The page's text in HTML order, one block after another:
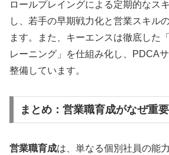
ロールプレイングによる定期的なス
し、若手の早期戦力化と営業スキル
ます。また、キーエンスは徹底した
レーニング」を仕組み化し、PDCA
整備しています。
まとめ：営業職育成がなぜ重
営業職育成は、単なる個別社員の能